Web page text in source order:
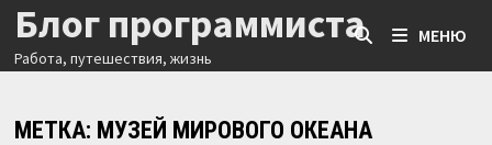
Перейти
содержимому
Блог программиста
Работа, путешествия, жизнь
МЕНЮ
МЕТКА: МУЗЕЙ МИРОВОГО ОКЕАНА